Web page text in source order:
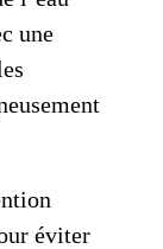
une
éviter